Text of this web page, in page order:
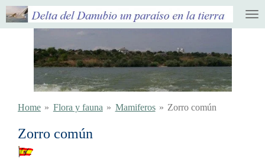
Ga
direct
hoofdinhoud
Home » Flora y fauna » Mamiferos » Zorro común
Zorro común